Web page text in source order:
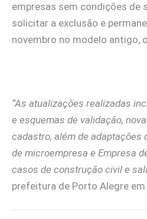
empresas sem condições de
solicitar a exclusão e
novembro no modelo antigo,
“As atualizações realizadas
e esquemas de validação,
cadastro, além de adaptações
de microempresa e Empresa
casos de construção civil e
prefeitura de Porto Alegre em